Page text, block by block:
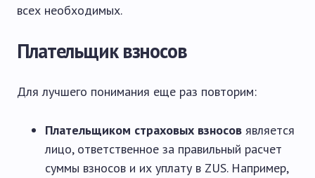
всех необходимых.
Плательщик взносов
Для лучшего понимания еще раз повторим:
Плательщиком страховых взносов является
лицо, ответственное за правильный расчет
суммы взносов и их уплату в ZUS. Например,